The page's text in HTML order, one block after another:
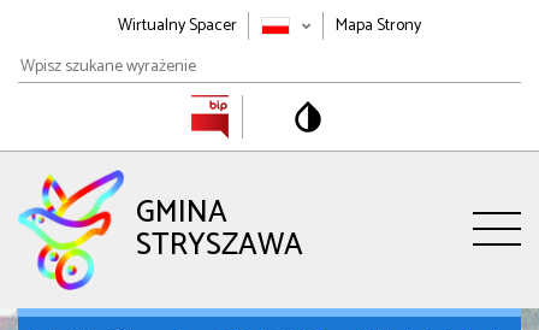
Wirtualny Spacer
Mapa Strony
Wpisz
szukane
GMINA
STRYSZAWA